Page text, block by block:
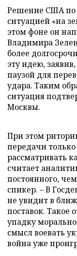
Решение США по
ситуацией «на
этом фоне он
Владимира
более
эту идею,
паузой для
удара. Таким
ситуация
Москвы.
При этом
передачи
рассматривать
считает
постоянного,
спикер. – В
не увидит в
поставок. Такое
упадку
смысл воевать
война уже